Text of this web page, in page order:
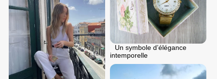
Un symbole d’élégance
intemporelle